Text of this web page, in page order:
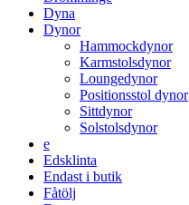
Dyna
Dynor
Hammockdynor
Karmstolsdynor
Loungedynor
Positionsstol dynor
Sittdynor
Solstolsdynor
e
Edsklinta
Endast i butik
Fåtölj